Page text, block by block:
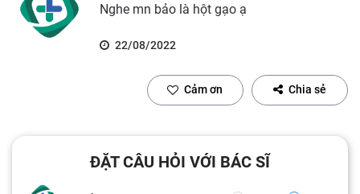
Nghe mn bảo là hột gạo ạ
22/08/2022
Cảm ơn Chia sẻ
ĐẶT CÂU HỎI VỚI BÁC SĨ